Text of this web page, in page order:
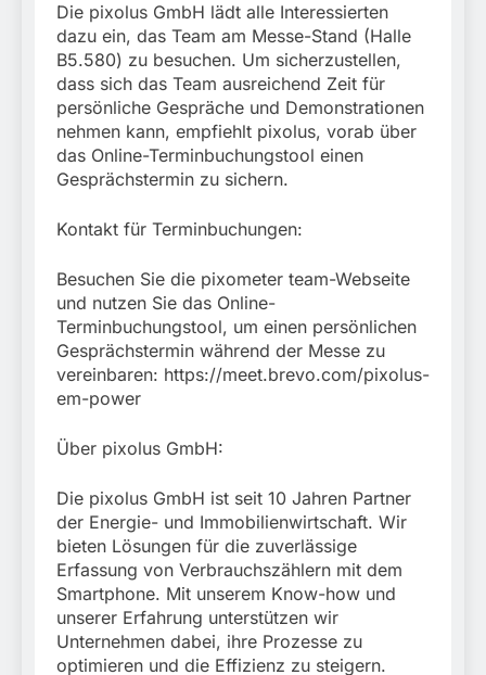
Die pixolus GmbH lädt alle Interessierten
dazu ein, das Team am Messe-Stand (Halle
B5.580) zu besuchen. Um sicherzustellen,
dass sich das Team ausreichend Zeit für
persönliche Gespräche und Demonstrationen
nehmen kann, empfiehlt pixolus, vorab über
das Online-Terminbuchungstool einen
Gesprächstermin zu sichern.
Kontakt für Terminbuchungen:
Besuchen Sie die pixometer team-Webseite
und nutzen Sie das Online-
Terminbuchungstool, um einen persönlichen
Gesprächstermin während der Messe zu
vereinbaren: https://meet.brevo.com/pixolus-
em-power
Über pixolus GmbH:
Die pixolus GmbH ist seit 10 Jahren Partner
der Energie- und Immobilienwirtschaft. Wir
bieten Lösungen für die zuverlässige
Erfassung von Verbrauchszählern mit dem
Smartphone. Mit unserem Know-how und
unserer Erfahrung unterstützen wir
Unternehmen dabei, ihre Prozesse zu
optimieren und die Effizienz zu steigern.